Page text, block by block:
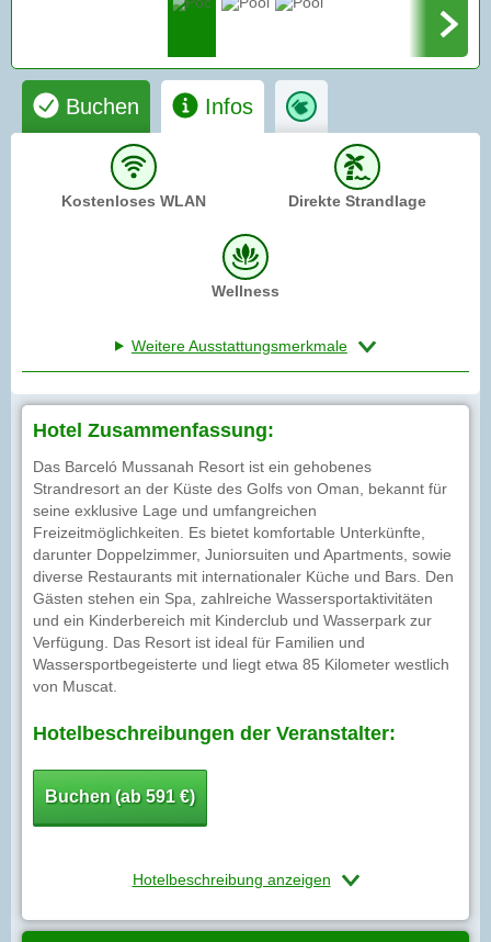
Buchen Infos
Kostenloses WLAN Direkte Strandlage
Wellness
Weitere Ausstattungsmerkmale
Hotel Zusammenfassung:
Das Barceló Mussanah Resort ist ein gehobenes
Strandresort an der Küste des Golfs von Oman, bekannt für
seine exklusive Lage und umfangreichen
Freizeitmöglichkeiten. Es bietet komfortable Unterkünfte,
darunter Doppelzimmer, Juniorsuiten und Apartments, sowie
diverse Restaurants mit internationaler Küche und Bars. Den
Gästen stehen ein Spa, zahlreiche Wassersportaktivitäten
und ein Kinderbereich mit Kinderclub und Wasserpark zur
Verfügung. Das Resort ist ideal für Familien und
Wassersportbegeisterte und liegt etwa 85 Kilometer westlich
von Muscat.
Hotelbeschreibungen der Veranstalter:
Buchen (ab 591 €)
Hotelbeschreibung anzeigen